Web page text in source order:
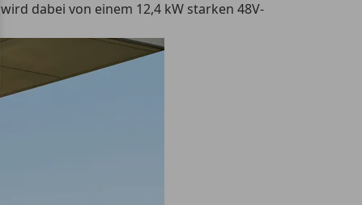
dabei von einem 12,4 kW starken 48V-